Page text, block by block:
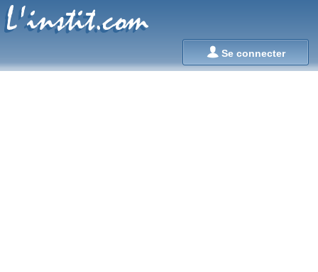
Se connecter
L'instit.com
L'instit.com